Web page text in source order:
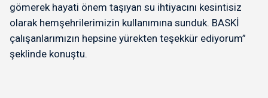
gömerek hayati önem taşıyan su ihtiyacını kesintisiz
olarak hemşehrilerimizin kullanımına sunduk. BASKİ
çalışanlarımızın hepsine yürekten teşekkür ediyorum”
şeklinde konuştu.